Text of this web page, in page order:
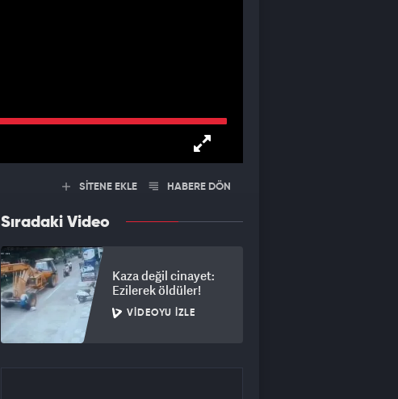
SİTENE EKLE HABERE DÖN
Sıradaki Video
Kaza değil cinayet:
Ezilerek öldüler!
VIDEOYU İZLE